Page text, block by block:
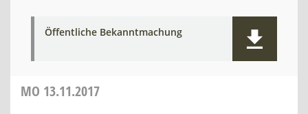
Öffentliche Bekanntmachung
MO 13.11.2017